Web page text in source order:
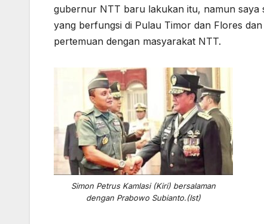
gubernur NTT baru lakukan itu, namun saya
yang berfungsi di Pulau Timor dan Flores
pertemuan dengan masyarakat NTT.
Simon Petrus Kamlasi (Kiri) bersalaman
dengan Prabowo Subianto.(Ist)